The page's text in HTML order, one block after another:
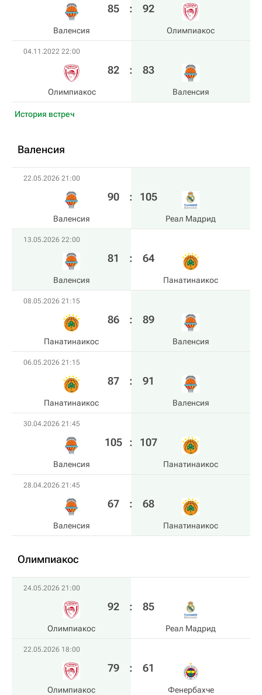
Валенсия
85 : 92
Олимпиакос
04.11.2022 22:00
Олимпиакос
82 : 83
Валенсия
История встреч
Валенсия
22.05.2026 21:00
Валенсия
90 : 105
Реал Мадрид
13.05.2026 22:00
Валенсия
81 : 64
Панатинаикос
08.05.2026 21:15
Панатинаикос
86 : 89
Валенсия
06.05.2026 21:15
Панатинаикос
87 : 91
Валенсия
30.04.2026 21:45
Валенсия
105 : 107
Панатинаикос
28.04.2026 21:45
Валенсия
67 : 68
Панатинаикос
Олимпиакос
24.05.2026 21:00
Олимпиакос
92 : 85
Реал Мадрид
22.05.2026 18:00
Олимпиакос
79 : 61
Фенербахче